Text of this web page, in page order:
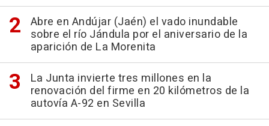
Abre en Andújar (Jaén) el vado inundable
sobre el río Jándula por el aniversario de la
aparición de La Morenita
La Junta invierte tres millones en la
renovación del firme en 20 kilómetros de la
autovía A-92 en Sevilla